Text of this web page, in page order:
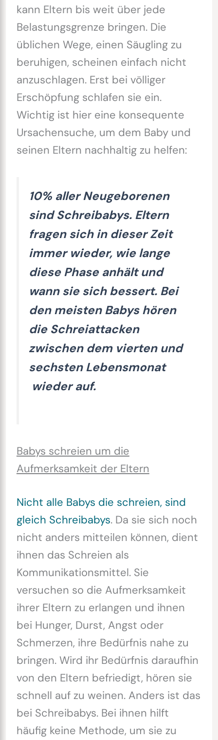
kann Eltern bis weit über jede
Belastungsgrenze bringen. Die
üblichen Wege, einen Säugling zu
beruhigen, scheinen einfach nicht
anzuschlagen. Erst bei völliger
Erschöpfung schlafen sie ein.
Wichtig ist hier eine konsequente
Ursachensuche, um dem Baby und
seinen Eltern nachhaltig zu helfen:
10% aller Neugeborenen
sind Schreibabys. Eltern
fragen sich in dieser Zeit
immer wieder, wie lange
diese Phase anhält und
wann sie sich bessert. Bei
den meisten Babys hören
die Schreiattacken
zwischen dem vierten und
sechsten Lebensmonat
wieder auf.
Babys schreien um die
Aufmerksamkeit der Eltern
Nicht alle Babys die schreien, sind
gleich Schreibabys. Da sie sich noch
nicht anders mitteilen können, dient
ihnen das Schreien als
Kommunikationsmittel. Sie
versuchen so die Aufmerksamkeit
ihrer Eltern zu erlangen und ihnen
bei Hunger, Durst, Angst oder
Schmerzen, ihre Bedürfnis nahe zu
bringen. Wird ihr Bedürfnis daraufhin
von den Eltern befriedigt, hören sie
schnell auf zu weinen. Anders ist das
bei Schreibabys. Bei ihnen hilft
häufig keine Methode, um sie zu